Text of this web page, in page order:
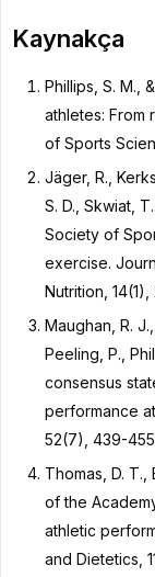
Kaynakça
Phillips, S. M.,
athletes: From
of Sports
Jäger, R.,
S. D., Skwiat,
Society of
exercise.
Nutrition, 14(1),
Maughan, R.
Peeling, P.,
consensus
performance
52(7), 439-
Thomas, D. T.,
of the
athletic
and Dietetics,